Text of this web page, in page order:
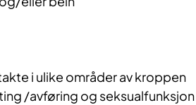
i ulike områder av kroppen
/avføring og seksualfunksjon